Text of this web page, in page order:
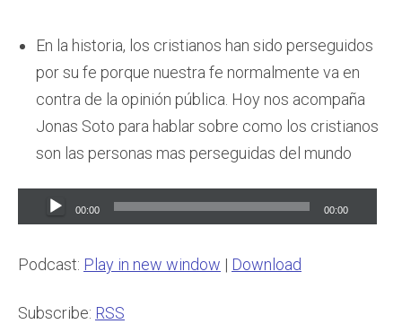
En la historia, los cristianos han sido perseguidos
por su fe porque nuestra fe normalmente va en
contra de la opinión pública. Hoy nos acompaña
Jonas Soto para hablar sobre como los cristianos
son las personas mas perseguidas del mundo
Audio
Player
00:00 00:00
Podcast: Play in new window | Download
Subscribe: RSS